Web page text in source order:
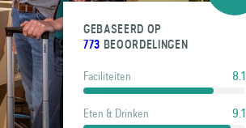
GEBASEERD OP
773 BEOORDELINGEN
Faciliteiten 8.1
Eten & Drinken 9.1